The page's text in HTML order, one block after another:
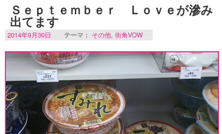
Ｓｅｐｔｅｍｂｅｒ Ｌｏｖｅが滲み
出てます
2014年9月30日 テーマ： その他, 街角VOW